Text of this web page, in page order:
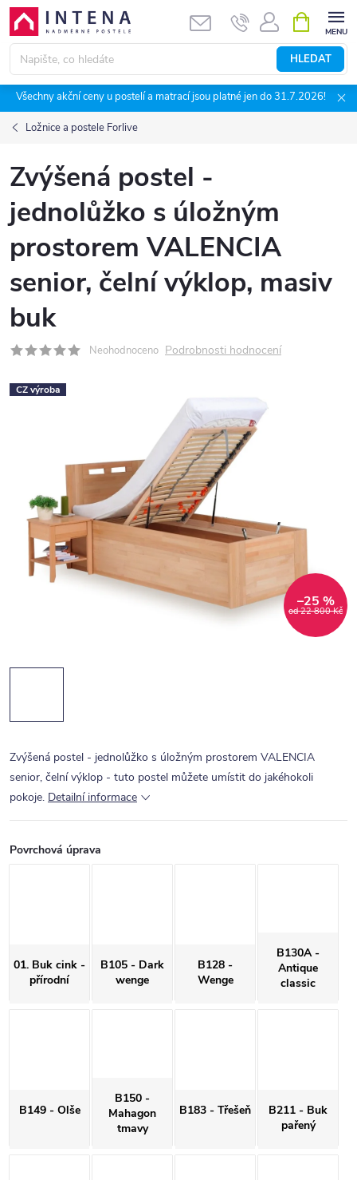
Přejít
obsah
HLEDAT
NÁKUPNÍ
KOŠÍK
Všechny akční ceny u postelí a matrací jsou platné jen do 31.7.2026!
Ložnice a postele Forlive
Zvýšená postel -
jednolůžko s úložným
prostorem VALENCIA
senior, čelní výklop, masiv
buk
Neohodnoceno Podrobnosti hodnocení
CZ výroba
od 22 800 Kč
–25 %
Zvýšená postel - jednolůžko s úložným prostorem VALENCIA
senior, čelní výklop - tuto postel můžete umístit do jakéhokoli
pokoje. Detailní informace
Povrchová úprava
01. Buk cink -
přírodní
B105 - Dark
wenge
B128 -
Wenge
B130A -
Antique
classic
B149 - Olše
B150 -
Mahagon
tmavy
B183 - Třešeň
B211 - Buk
pařený